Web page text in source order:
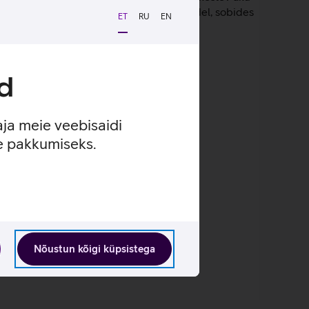
ET RU EN
meie veebisaidi
pakkumiseks.
Nõustun kõigi küpsistega
on veekindel, tolmukindel ja löögikindel, sobides